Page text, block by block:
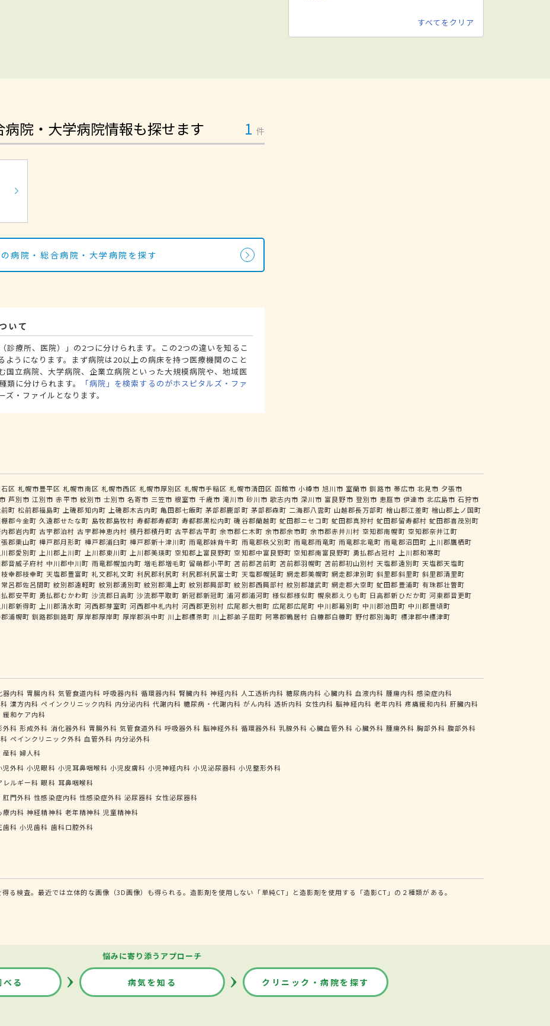
すべてをクリア
院・大学病院情報も探せます 1 件
病院・総合病院・大学病院を探す
いて
診療所、医院）」の2つに分けられます。この2つの違いを知るこ
ようになります。まず病院は20以上の病床を持つ医療機関のこと
国立病院、大学病院、企業立病院といった大規模病院や、地域医
に分けられます。
「病院」を検索するのがホスピタルズ・ファ
・ファイルとなります。
区 札幌市豊平区 札幌市南区 札幌市西区 札幌市厚別区 札幌市手稲区 札幌市清田区 函館市 小樽市 旭川市 室蘭市 釧路市 帯広市 北見市 夕張市
芦別市 江別市 赤平市 紋別市 士別市 名寄市 三笠市 根室市 千歳市 滝川市 砂川市 歌志内市 深川市 富良野市 登別市 恵庭市 伊達市 北広島市 石狩市
町 松前郡福島町 上磯郡知内町 上磯郡木古内町 亀田郡七飯町 茅部郡鹿部町 茅部郡森町 二海郡八雲町 山越郡長万部町 檜山郡江差町 檜山郡上ノ国町
郡今金町 久遠郡せたな町 島牧郡島牧村 寿都郡寿都町 寿都郡黒松内町 磯谷郡蘭越町 虻田郡ニセコ町 虻田郡真狩村 虻田郡留寿都村 虻田郡喜茂別町
内郡岩内町 古宇郡泊村 古宇郡神恵内村 積丹郡積丹町 古平郡古平町 余市郡仁木町 余市郡余市町 余市郡赤井川村 空知郡南幌町 空知郡奈井江町
張郡栗山町 樺戸郡月形町 樺戸郡浦臼町 樺戸郡新十津川町 雨竜郡妹背牛町 雨竜郡秩父別町 雨竜郡雨竜町 雨竜郡北竜町 雨竜郡沼田町 上川郡鷹栖町
川郡愛別町 上川郡上川町 上川郡東川町 上川郡美瑛町 空知郡上富良野町 空知郡中富良野町 空知郡南富良野町 勇払郡占冠村
上川郡和寒町
音威子府村 中川郡中川町 雨竜郡幌加内町 増毛郡増毛町 留萌郡小平町 苫前郡苫前町 苫前郡羽幌町 苫前郡初山別村 天塩郡遠別町 天塩郡天塩町
枝幸郡枝幸町 天塩郡豊富町 礼文郡礼文町 利尻郡利尻町 利尻郡利尻富士町 天塩郡幌延町 網走郡美幌町 網走郡津別町 斜里郡斜里町 斜里郡清里町
常呂郡佐呂間町 紋別郡遠軽町 紋別郡湧別町 紋別郡滝上町 紋別郡興部町 紋別郡西興部村 紋別郡雄武町 網走郡大空町 虻田郡豊浦町 有珠郡壮瞥町
払郡安平町 勇払郡むかわ町 沙流郡日高町 沙流郡平取町 新冠郡新冠町 浦河郡浦河町 様似郡様似町 幌泉郡えりも町 日高郡新ひだか町 河東郡音更町
川郡新得町 上川郡清水町 河西郡芽室町 河西郡中札内村 河西郡更別村 広尾郡大樹町 広尾郡広尾町 中川郡幕別町 中川郡池田町 中川郡豊頃町
浦幌町 釧路郡釧路町 厚岸郡厚岸町 厚岸郡浜中町 川上郡標茶町 川上郡弟子屈町 阿寒郡鶴居村 白糠郡白糠町 野付郡別海町 標津郡中標津町
器内科 胃腸内科 気管食道内科 呼吸器内科 循環器内科 腎臓内科 神経内科 人工透析内科 糖尿病内科 心臓内科 血液内科 腫瘍内科 感染症内科
漢方内科 ペインクリニック内科 内分泌内科 代謝内科 糖尿病・代謝内科 がん内科 透析内科 女性内科 脳神経内科 老年内科 疼痛緩和内科 肝臓内科
緩和ケア内科
外科 形成外科 消化器外科 胃腸外科 気管食道外科 呼吸器外科 脳神経外科 循環器外科 乳腺外科 心臓血管外科 心臓外科 腫瘍外科 胸部外科 腹部外科
ペインクリニック外科 血管外科 内分泌外科
産科 婦人科
児外科 小児眼科 小児耳鼻咽喉科 小児皮膚科 小児神経内科 小児泌尿器科 小児整形外科
レルギー科 眼科 耳鼻咽喉科
肛門外科 性感染症内科 性感染症外科 泌尿器科 女性泌尿器科
療内科 神経精神科 老年精神科 児童精神科
歯科 小児歯科 歯科口腔外科
る検査。最近では立体的な画像（3D画像）も得られる。造影剤を使用しない「単純CT」と造影剤を使用する「造影CT」の２種類がある。
悩みに寄り添うアプローチ
る 病気を知る クリニック・病院を探す